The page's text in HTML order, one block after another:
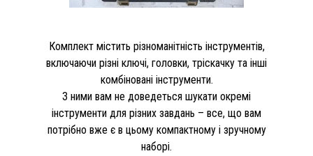
Комплект містить різноманітність інструментів,
включаючи різні ключі, головки, тріскачку та інші
комбіновані інструменти.
З ними вам не доведеться шукати окремі
інструменти для різних завдань – все, що вам
потрібно вже є в цьому компактному і зручному
наборі.